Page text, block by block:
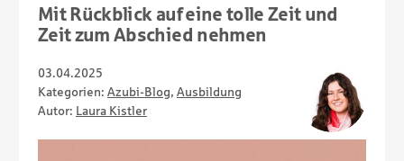
Mit Rückblick auf eine tolle Zeit und
Zeit zum Abschied nehmen
03.04.2025
Kategorien: Azubi-Blog, Ausbildung
Autor: Laura Kistler